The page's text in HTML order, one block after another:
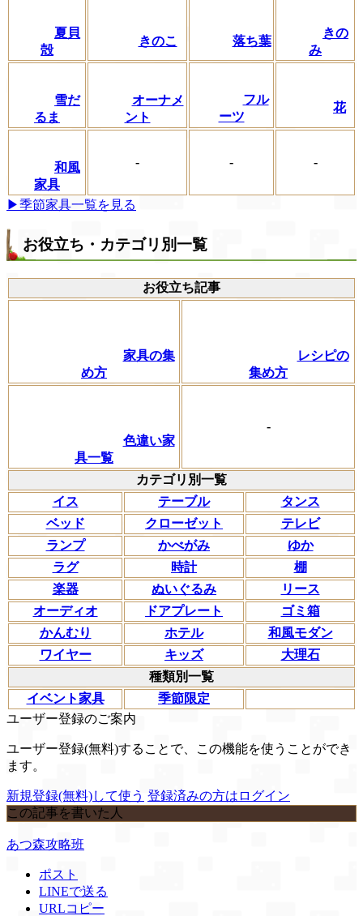
夏貝
殻
きのこ 落ち葉
きの
み
雪だ
るま
オーナメ
ント
フル
ーツ
花
和風
家具
- - -
▶季節家具一覧を見る
お役立ち・カテゴリ別一覧
お役立ち記事
家具の集
め方
レシピの
集め方
色違い家
具一覧
-
カテゴリ別一覧
イス
テーブル
タンス
ベッド
クローゼット
テレビ
ランプ
かべがみ
ゆか
ラグ
時計
棚
楽器
ぬいぐるみ
リース
オーディオ
ドアプレート
ゴミ箱
かんむり
ホテル
和風モダン
ワイヤー
キッズ
大理石
種類別一覧
イベント家具
季節限定
ユーザー登録のご案内
ユーザー登録(無料)することで、この機能を使うことができ
ます。
新規登録(無料)して使う 登録済みの方はログイン
この記事を書いた人
あつ森攻略班
ポスト
LINEで送る
URLコピー